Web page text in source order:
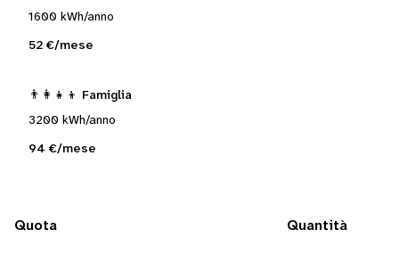
1600 kWh/anno
52 €/mese
👨‍👩‍👧‍👦 Famiglia
3200 kWh/anno
94 €/mese
Quota Quantità